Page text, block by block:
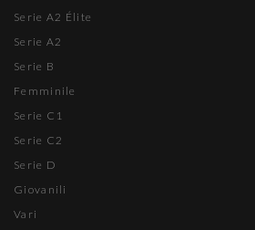
Serie A2 Élite
Serie A2
Serie B
Femminile
Serie C1
Serie C2
Serie D
Giovanili
Vari